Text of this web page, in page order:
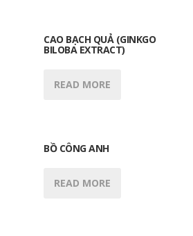
CAO BẠCH QUẢ (GINKGO
BILOBA EXTRACT)
READ MORE
BỒ CÔNG ANH
READ MORE